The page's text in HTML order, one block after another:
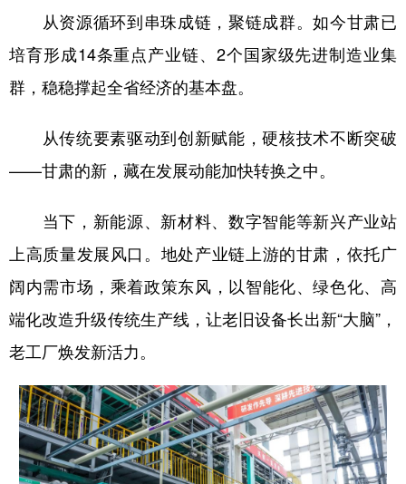
从资源循环到串珠成链，聚链成群。如今甘肃已
培育形成14条重点产业链、2个国家级先进制造业集
群，稳稳撑起全省经济的基本盘。
从传统要素驱动到创新赋能，硬核技术不断突破
——甘肃的新，藏在发展动能加快转换之中。
当下，新能源、新材料、数字智能等新兴产业站
上高质量发展风口。地处产业链上游的甘肃，依托广
阔内需市场，乘着政策东风，以智能化、绿色化、高
端化改造升级传统生产线，让老旧设备长出新“大脑”，
老工厂焕发新活力。